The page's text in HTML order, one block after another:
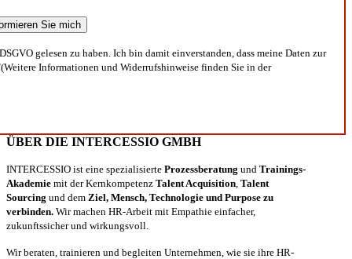
gelesen zu haben. Ich bin damit einverstanden, dass meine Daten zur
Informationen und Widerrufshinweise finden Sie in der
ÜBER DIE INTERCESSIO GMBH
INTERCESSIO ist eine spezialisierte Prozessberatung und Trainings-
Akademie mit der Kernkompetenz Talent Acquisition Talent
Sourcing und dem Ziel, Mensch, Technologie und Purpose zu
verbinden. Wir machen HR-Arbeit mit Empathie einfacher,
zukunftssicher und wirkungsvoll.
Wir beraten, trainieren und begleiten Unternehmen, wie sie ihre HR-